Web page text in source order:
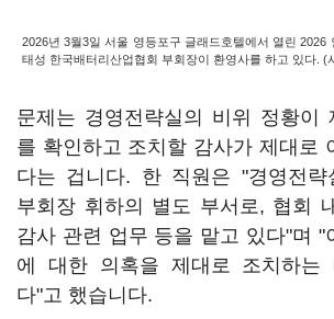
2026년 3월3일 서울 영등포구 글래드호텔에서 열린 2026
태성 한국배터리산업협회 부회장이 환영사를 하고 있다. (
문제는 경영전략실의 비위 정황이
를 확인하고 조치할 감사가 제대로
다는 겁니다. 한 직원은 "경영전략
부회장 휘하의 별도 부서로, 협회
감사 관련 업무 등을 맡고 있다"며 "
에 대한 의혹을 제대로 조치하는
다"고 했습니다.